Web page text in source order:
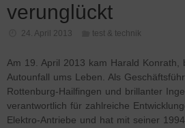
verunglückt
24. April 2013 test & technik
Am 19. April 2013 kam Harald Konrath,
Autounfall ums Leben. Als
Rottenburg-Hailfingen und brillanter
verantwortlich für zahlreiche
Elektro-Antriebe und hat mit seiner